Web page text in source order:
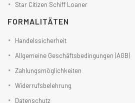
Star Citizen Schiff Loaner
FORMALITÄTEN
Handelssicherheit
Allgemeine Geschäftsbedingungen (AGB)
Zahlungsmöglichkeiten
Widerrufsbelehrung
Datenschutz